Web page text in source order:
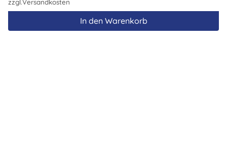
In den Warenkorb